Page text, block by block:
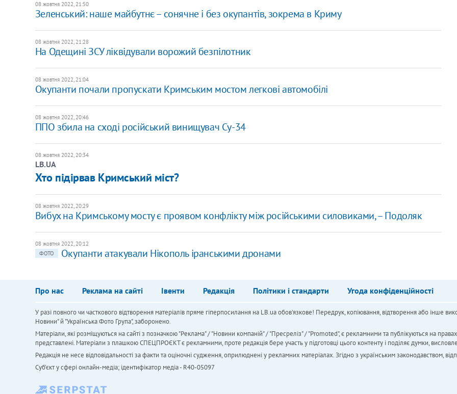
08 жовтня 2022, 21:50
Зеленський: наше майбутнє – сонячне і без окупантів, зокрема в Криму
08 жовтня 2022, 21:28
На Одещині ЗСУ ліквідували ворожий безпілотник
08 жовтня 2022, 21:04
Окупанти почали пропускати Кримським мостом легкові автомобілі
08 жовтня 2022, 20:46
ППО збила на сході російський винищувач Cу-34
08 жовтня 2022, 20:34
LB.UA
Хто підірвав Кримський міст?
08 жовтня 2022, 20:29
Вибух на Кримському мосту є проявом конфлікту між російськими силовиками, – Подоляк
08 жовтня 2022, 20:12
ФОТО
Окупанти атакували Нікополь іранськими дронами
Про нас Реклама на сайті Івенти Редакція Політики і стандарти Угода конфіденційності
У разі повного чи часткового відтворення матеріалів пряме гіперпосилання на LB.ua обов'язкове! Передрук, копіювання, відтворення або інше
Новини" й "Українська Фото Група", заборонено.
Матеріали, які розміщуються на сайті з позначкою "Реклама" / "Новини компаній" / "Пресреліз" / "Promoted", є рекламними та публікуються на
представлені. Матеріали з плашкою СПЕЦПРОЄКТ є рекламними, проте редакція бере участь у підготовці цього контенту і поділяє думки,
Редакція не несе відповідальності за факти та оціночні судження, оприлюднені у рекламних матеріалах. Згідно з українським законодавством,
Cуб'єкт у сфері онлайн-медіа; ідентифікатор медіа - R40-05097